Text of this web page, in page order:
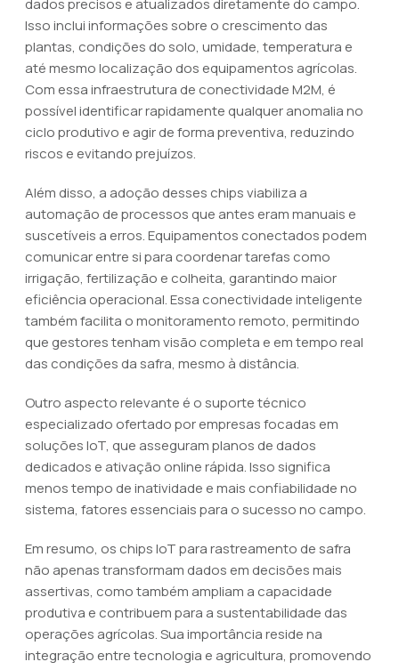
dados precisos e atualizados diretamente do campo.
Isso inclui informações sobre o crescimento das
plantas, condições do solo, umidade, temperatura e
até mesmo localização dos equipamentos agrícolas.
Com essa infraestrutura de conectividade M2M, é
possível identificar rapidamente qualquer anomalia no
ciclo produtivo e agir de forma preventiva, reduzindo
riscos e evitando prejuízos.
Além disso, a adoção desses chips viabiliza a
automação de processos que antes eram manuais e
suscetíveis a erros. Equipamentos conectados podem
comunicar entre si para coordenar tarefas como
irrigação, fertilização e colheita, garantindo maior
eficiência operacional. Essa conectividade inteligente
também facilita o monitoramento remoto, permitindo
que gestores tenham visão completa e em tempo real
das condições da safra, mesmo à distância.
Outro aspecto relevante é o suporte técnico
especializado ofertado por empresas focadas em
soluções IoT, que asseguram planos de dados
dedicados e ativação online rápida. Isso significa
menos tempo de inatividade e mais confiabilidade no
sistema, fatores essenciais para o sucesso no campo.
Em resumo, os chips IoT para rastreamento de safra
não apenas transformam dados em decisões mais
assertivas, como também ampliam a capacidade
produtiva e contribuem para a sustentabilidade das
operações agrícolas. Sua importância reside na
integração entre tecnologia e agricultura, promovendo